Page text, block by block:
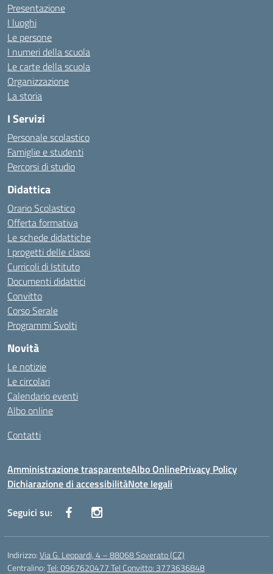
Presentazione
I luoghi
Le persone
I numeri della scuola
Le carte della scuola
Organizzazione
La storia
I Servizi
Personale scolastico
Famiglie e studenti
Percorsi di studio
Didattica
Orario Scolastico
Offerta formativa
Le schede didattiche
I progetti delle classi
Curricoli di Istituto
Documenti didattici
Convitto
Corso Serale
Programmi Svolti
Novità
Le notizie
Le circolari
Calendario eventi
Albo online
Contatti
Amministrazione trasparenteAlbo OnlinePrivacy Policy
Dichiarazione di accessibilitàNote legali
Seguici su:
Indirizzo:Via G. Leopardi, 4 – 88068 Soverato (CZ)
Centralino:Tel: 0967620477 Tel Convitto: 3773636848